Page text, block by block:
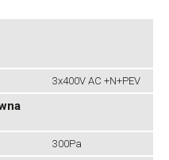
3x400V AC +N+PEV
300Pa